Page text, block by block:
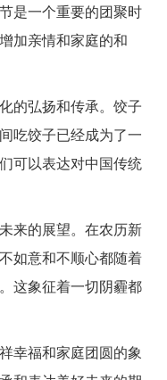
是一个重要的团聚时
加亲情和家庭的和
的弘扬和传承。饺子
吃饺子已经成为了一
可以表达对中国传统
来的展望。在农历新
如意和不顺心都随着
这象征着一切阴霾都
幸福和家庭团圆的象